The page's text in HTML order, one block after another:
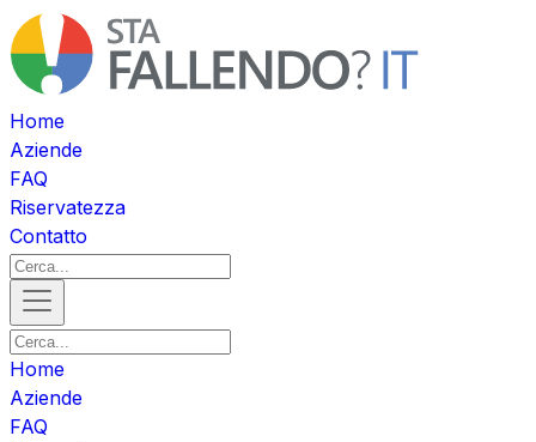
Home
Aziende
FAQ
Riservatezza
Contatto
Home
Aziende
FAQ